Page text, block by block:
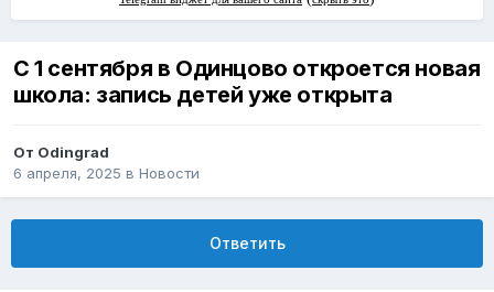
С 1 сентября в Одинцово откроется новая
школа: запись детей уже открыта
От Odingrad
6 апреля, 2025 в Новости
Ответить